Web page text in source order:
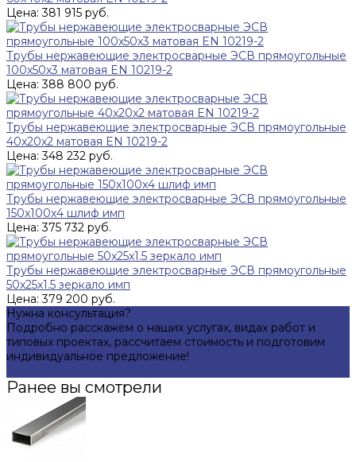
Цена: 381 915 руб.
Трубы нержавеющие электросварные ЭСВ прямоугольные
100x50x3 матовая EN 10219-2
Цена: 388 800 руб.
Трубы нержавеющие электросварные ЭСВ прямоугольные
40x20x2 матовая EN 10219-2
Цена: 348 232 руб.
Трубы нержавеющие электросварные ЭСВ прямоугольные
150x100x4 шлиф имп
Цена: 375 732 руб.
Трубы нержавеющие электросварные ЭСВ прямоугольные
50x25x1.5 зеркало имп
Цена: 379 200 руб.
Нужна консультация?
Подробно расскажем о наших услугах, видах работ и
типовых проектах, рассчитаем стоимость и подготовим
индивидуальное предложение!
Ранее вы смотрели